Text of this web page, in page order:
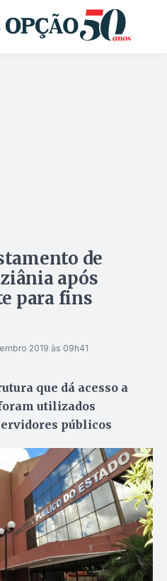
de
após
para fins
2019 às 09h41
que dá acesso a
utilizados
públicos